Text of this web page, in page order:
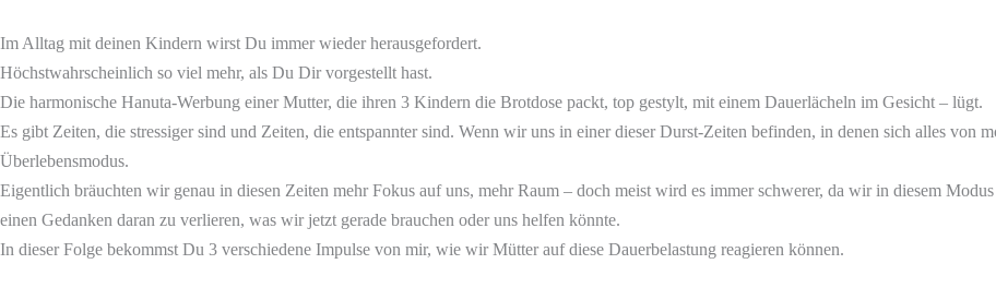
Im Alltag mit deinen Kindern wirst Du immer wieder herausgefordert.
Höchstwahrscheinlich so viel mehr, als Du Dir vorgestellt hast.
Die harmonische Hanuta-Werbung einer Mutter, die ihren 3 Kindern die Brotdose packt, top gestylt, mit einem Dauerlächeln im Gesicht – lügt.
Es gibt Zeiten, die stressiger sind und Zeiten, die entspannter sind. Wenn wir uns in einer dieser Durst-Zeiten befinden, in denen sich alles von
Überlebensmodus.
Eigentlich bräuchten wir genau in diesen Zeiten mehr Fokus auf uns, mehr Raum – doch meist wird es immer schwerer, da wir in diesem
einen Gedanken daran zu verlieren, was wir jetzt gerade brauchen oder uns helfen könnte.
In dieser Folge bekommst Du 3 verschiedene Impulse von mir, wie wir Mütter auf diese Dauerbelastung reagieren können.